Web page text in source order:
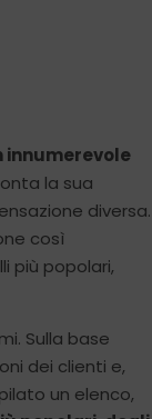
innumerevole
la sua
diversa.
così
più popolari,
Sulla base
dei clienti e,
un elenco,